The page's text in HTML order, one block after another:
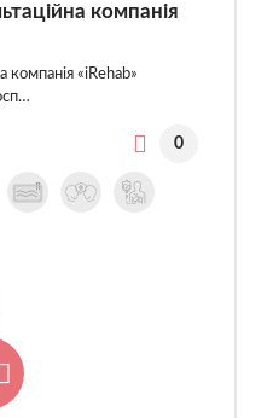
компанія
компанія «iRehab»
0